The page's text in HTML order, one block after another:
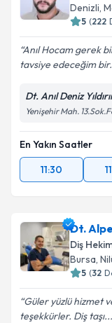
Denizli,
5 (222
Anıl Hocam gerek
tavsiye edeceğim
Dt. Anıl Deniz
Yenişehir Mah.
En Yakın Saatler
11:30
Dt.
Diş
Bursa,
5 (32
Güler yüzlü hizmet
teşekkürler. Diş taşı...